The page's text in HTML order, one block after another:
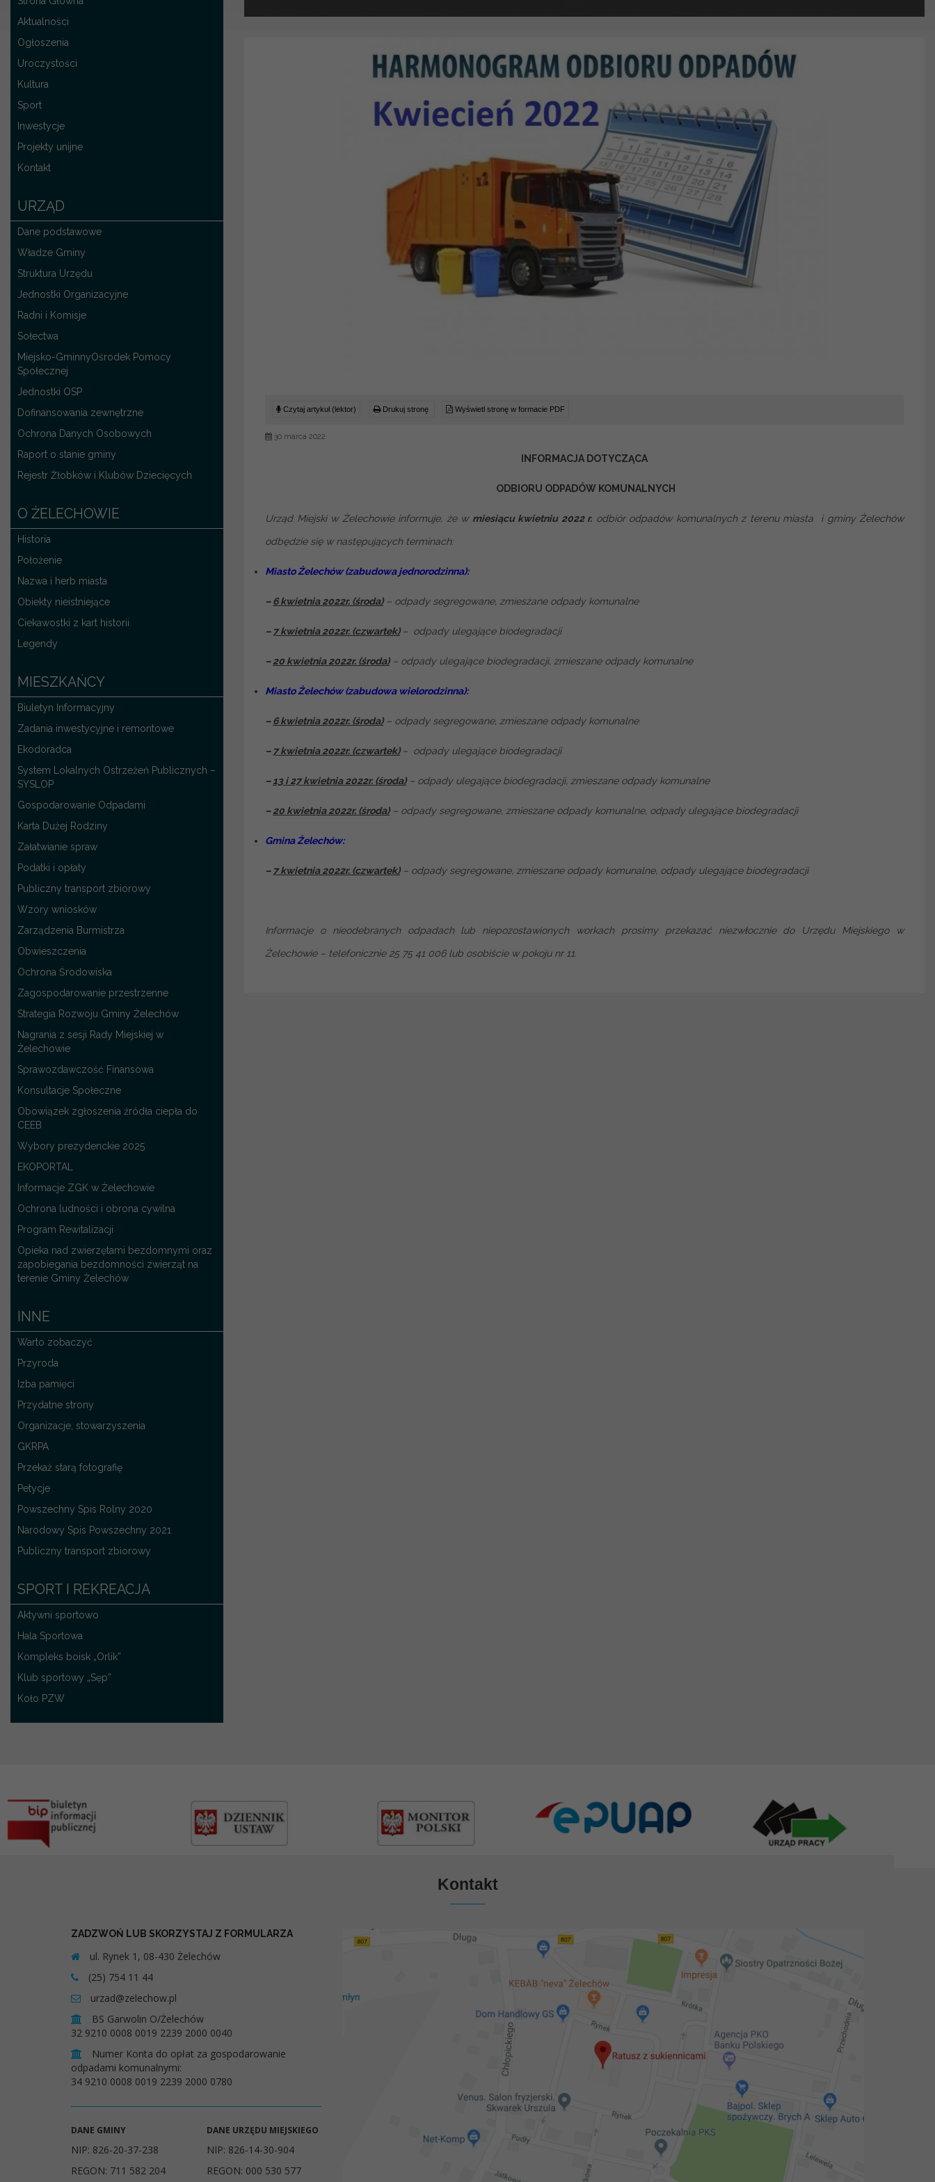
Aktualności
Ogłoszenia
Uroczystości
Kultura
Sport
Inwestycje
Projekty unijne
Kontakt
URZĄD
Dane podstawowe
Władze Gminy
Struktura Urzędu
Jednostki Organizacyjne
Radni i Komisje
Sołectwa
Miejsko-GminnyOśrodek Pomocy
Społecznej
Jednostki OSP
Dofinansowania zewnętrzne
Ochrona Danych Osobowych
Raport o stanie gminy
Rejestr Żłobków i Klubów Dziecięcych
O ŻELECHOWIE
Historia
Położenie
Nazwa i herb miasta
Obiekty nieistniejące
Ciekawostki z kart historii
Legendy
MIESZKAŃCY
Biuletyn Informacyjny
Zadania inwestycyjne i remontowe
Ekodoradca
System Lokalnych Ostrzeżeń Publicznych –
SYSLOP
Gospodarowanie Odpadami
Karta Dużej Rodziny
Załatwianie spraw
Podatki i opłaty
Publiczny transport zbiorowy
Wzory wniosków
Zarządzenia Burmistrza
Obwieszczenia
Ochrona Środowiska
Zagospodarowanie przestrzenne
Strategia Rozwoju Gminy Żelechów
Nagrania z sesji Rady Miejskiej w
Żelechowie
Sprawozdawczość Finansowa
Konsultacje Społeczne
Obowiązek zgłoszenia źródła ciepła do
CEEB
Wybory prezydenckie 2025
EKOPORTAL
Informacje ZGK w Żelechowie
Ochrona ludności i obrona cywilna
Program Rewitalizacji
Opieka nad zwierzętami bezdomnymi oraz
zapobiegania bezdomności zwierząt na
terenie Gminy Żelechów
INNE
Warto zobaczyć
Przyroda
Izba pamięci
Przydatne strony
Organizacje, stowarzyszenia
GKRPA
Przekaż starą fotografię
Petycje
Powszechny Spis Rolny 2020
Narodowy Spis Powszechny 2021
Publiczny transport zbiorowy
SPORT I REKREACJA
Aktywni sportowo
Hala Sportowa
Kompleks boisk „Orlik”
Klub sportowy „Sęp”
Koło PZW
Czytaj artykuł (lektor) Drukuj stronę Wyświetl stronę w formacie PDF
30 marca 2022
INFORMACJA DOTYCZĄCA
ODBIORU ODPADÓW KOMUNALNYCH
Urząd Miejski w Żelechowie informuje, że w miesiącu kwietniu 2022 r. odbiór odpadów komunalnych z terenu miasta i gminy Żelechów
odbędzie się w następujących terminach:
Miasto Żelechów (zabudowa jednorodzinna):
–6 kwietnia 2022r. (środa)– odpady segregowane, zmieszane odpady komunalne
– 7 kwietnia 2022r. (czwartek) – odpady ulegające biodegradacji
–20 kwietnia 2022r. (środa)– odpady ulegające biodegradacji, zmieszane odpady komunalne
Miasto Żelechów (zabudowa wielorodzinna):
–6 kwietnia 2022r. (środa)– odpady segregowane, zmieszane odpady komunalne
– 7 kwietnia 2022r. (czwartek) – odpady ulegające biodegradacji
–13 i 27 kwietnia 2022r. (środa)– odpady ulegające biodegradacji, zmieszane odpady komunalne
–20 kwietnia 2022r. (środa)– odpady segregowane, zmieszane odpady komunalne, odpady ulegające biodegradacji
Gmina Żelechów:
– 7 kwietnia 2022r. (czwartek)– odpady segregowane, zmieszane odpady komunalne, odpady ulegające biodegradacji
Informacje o nieodebranych odpadach lub niepozostawionych workach prosimy przekazać niezwłocznie do Urzędu Miejskiego w
Żelechowie – telefonicznie 25 75 41 006 lub osobiście w pokoju nr 11.
Kontakt
ZADZWOŃ LUB SKORZYSTAJ Z FORMULARZA
ul. Rynek 1, 08-430 Żelechów
(25) 754 11 44
urzad@zelechow.pl
BS Garwolin O/Żelechów
32 9210 0008 0019 2239 2000 0040
Numer Konta do opłat za gospodarowanie
odpadami komunalnymi:
34 9210 0008 0019 2239 2000 0780
DANE GMINY
NIP: 826-20-37-238
REGON: 711 582 204
DANE URZĘDU MIEJSKIEGO
NIP: 826-14-30-904
REGON: 000 530 577